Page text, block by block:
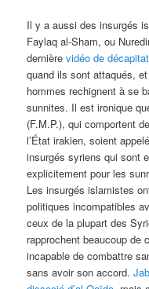
Il y a aussi des insurgés
Faylaq al-Sham, ou
dernière vidéo de
quand ils sont attaqués,
hommes rechignent à se
sunnites. Il est ironique
(F.M.P.), qui comportent
l’État irakien, soient
insurgés syriens qui sont
explicitement pour les
Les insurgés islamistes
politiques incompatibles
ceux de la plupart des
rapprochent beaucoup de
incapable de combattre
sans avoir son accord.